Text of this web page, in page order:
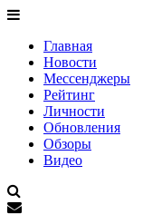
Главная
Новости
Мессенджеры
Рейтинг
Личности
Обновления
Обзоры
Видео